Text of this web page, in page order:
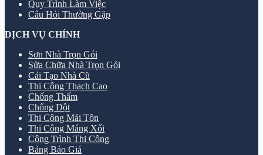
Quy Trình Làm Việc
Câu Hỏi Thường Gặp
DỊCH VỤ CHÍNH
Sơn Nhà Trọn Gói
Sửa Chữa Nhà Trọn Gói
Cải Tạo Nhà Cũ
Thi Công Thạch Cao
Chống Thấm
Chống Dột
Thi Công Mái Tôn
Thi Công Máng Xối
Công Trình Thi Công
Bảng Báo Giá